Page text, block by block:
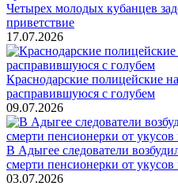
Четырех молодых кубанцев
приветствие
17.07.2026
Краснодарские полицейские
расправившуюся с голубем
09.07.2026
В Адыгее следователи
смерти пенсионерки от укусов
03.07.2026